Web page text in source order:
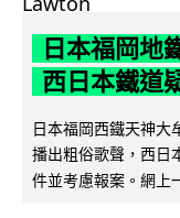
日本福岡地
西日本鐵道
日本福岡西鐵天神大
播出粗俗歌聲，西日
件並考慮報案。網上